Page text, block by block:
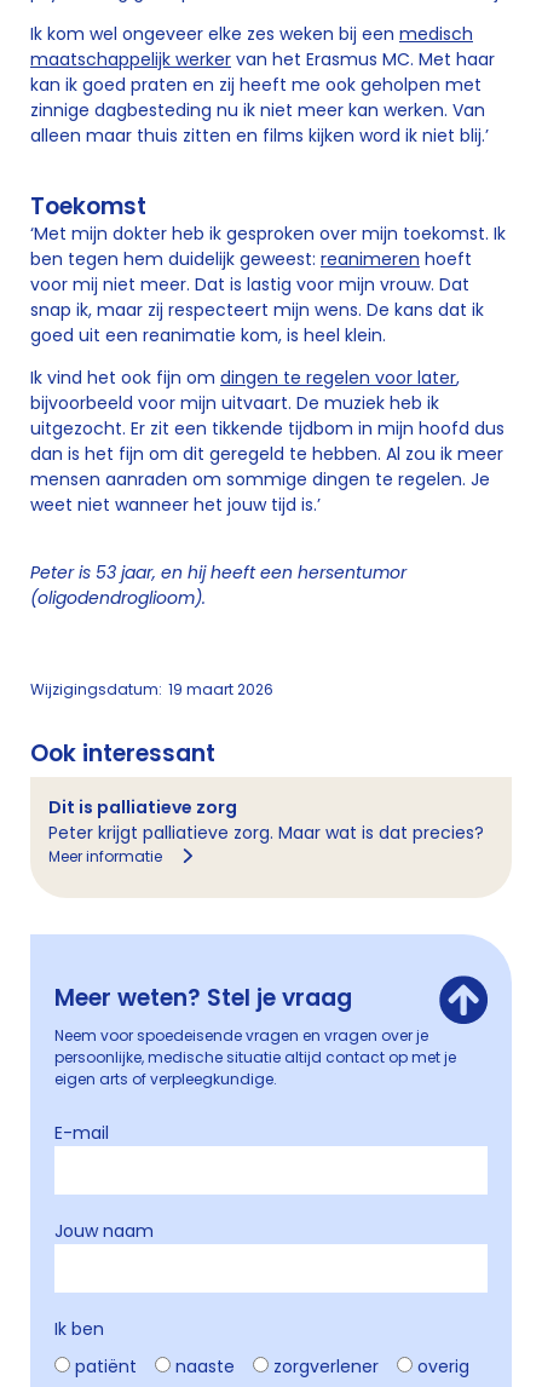
Ik kom wel ongeveer elke zes weken bij een medisch
maatschappelijk werker van het Erasmus MC. Met haar
kan ik goed praten en zij heeft me ook geholpen met
zinnige dagbesteding nu ik niet meer kan werken. Van
alleen maar thuis zitten en films kijken word ik niet blij.’
Toekomst
‘Met mijn dokter heb ik gesproken over mijn toekomst. Ik
ben tegen hem duidelijk geweest: reanimeren hoeft
voor mij niet meer. Dat is lastig voor mijn vrouw. Dat
snap ik, maar zij respecteert mijn wens. De kans dat ik
goed uit een reanimatie kom, is heel klein.
Ik vind het ook fijn om dingen te regelen voor later,
bijvoorbeeld voor mijn uitvaart. De muziek heb ik
uitgezocht. Er zit een tikkende tijdbom in mijn hoofd dus
dan is het fijn om dit geregeld te hebben. Al zou ik meer
mensen aanraden om sommige dingen te regelen. Je
weet niet wanneer het jouw tijd is.’
Peter is 53 jaar, en hij heeft een hersentumor
(oligodendroglioom).
Wijzigingsdatum: 19 maart 2026
Ook interessant
Dit is palliatieve zorg
Peter krijgt palliatieve zorg. Maar wat is dat precies?
Meer informatie
Meer weten? Stel je vraag
Neem voor spoedeisende vragen en vragen over je
persoonlijke, medische situatie altijd contact op met je
eigen arts of verpleegkundige.
E-mail
Jouw naam
Ik ben
patiënt
naaste zorgverlener overig